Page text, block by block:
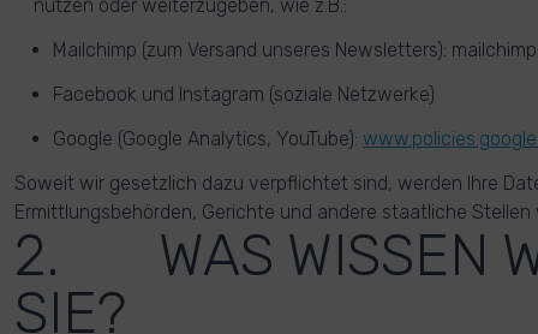
nutzen oder weiterzugeben, wie z.B.:
Mailchimp (zum Versand unseres Newsletters):
Facebook und Instagram (soziale Netzwerke)
Google (Google Analytics, YouTube):
Soweit wir gesetzlich dazu verpflichtet sind, werden Ihre
Ermittlungsbehörden, Gerichte und andere staatliche
2. WAS WISSEN
SIE?